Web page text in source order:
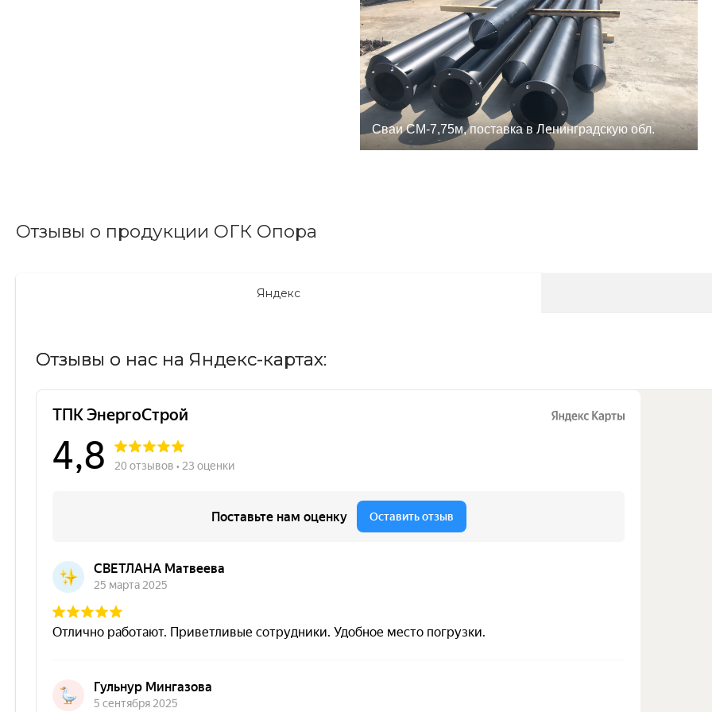
Сваи СМ-7,75м, поставка в Ленинградскую обл.
Отзывы о продукции ОГК Опора
Яндекс
Отзывы о нас на Яндекс-картах: